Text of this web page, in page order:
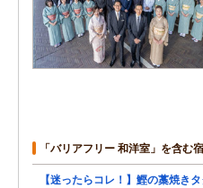
「バリアフリー 和洋室」を含む
【迷ったらコレ！】鰹の藁焼き